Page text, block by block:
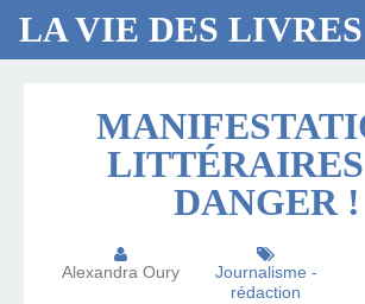
LA VIE DES
DANGER !
Alexandra Oury
Journalisme -
rédaction